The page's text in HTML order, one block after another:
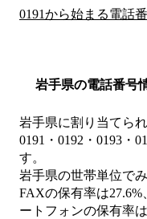
0191から始まる電話
岩手県の電話番号
岩手県に割り当てら
0191・0192・0193・
す。
岩手県の世帯単位で
FAXの保有率は
ートフォンの保有率